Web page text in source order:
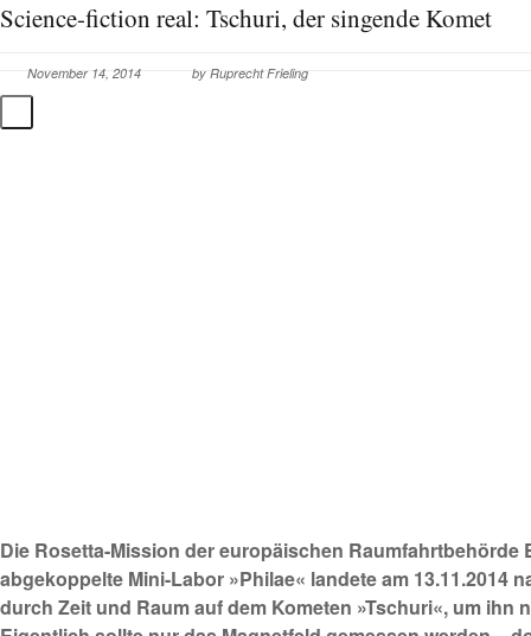
Science-fiction real: Tschuri, der singende Komet
November 14, 2014 by Ruprecht Frieling
Die Rosetta-Mission der europäischen Raumfahrtbehörde
abgekoppelte Mini-Labor »Philae« landete am 13.11.2014
durch Zeit und Raum auf dem Kometen »Tschuri«, um ihn